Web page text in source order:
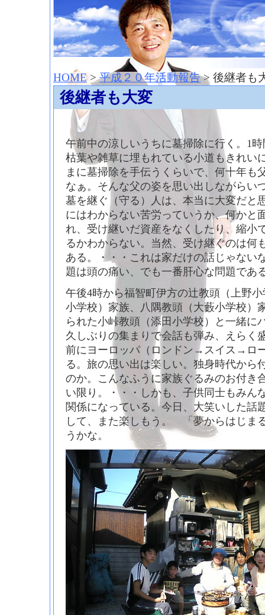
HOME>平成２０年活動報告> 後継者も
後継者も大変
午前中の涼しいうちに墓掃除に行く。1
枯葉や雑草に埋もれている小道もきれい
まに墓掃除を手伝うくらいで、何十年も
なぁ。そんな父の姿を思い出しながらい
墓を継ぐ（守る）人は、本当に大変だと
にはわからない苦労っていうか、何かと
れ、受け継いだ資産をなくしたり、縮小
るかわからない。当然、受け継ぐのは何
ある。・・・これは家だけの話じゃない
題は頭の痛い、でも一番肝心な問題であ
午後4時から福智町伊方の辻教頭（上野
小学校）家族、八隅教頭（大藪小学校）
られた小峠教頭（添田小学校）と一緒に
久しぶりの集まりで会話も弾み、えらく
前にヨーロッパ（ロンドン→スイス→ロ
る。旅の思い出は楽しい。独身時代から
のか。こんなふうに家族ぐるみのお付き
い限り。・・・しかも、子供同士もみん
関係になっている。今日、大笑いした話
して、また楽しもう。 「夢からはじま
うかな。